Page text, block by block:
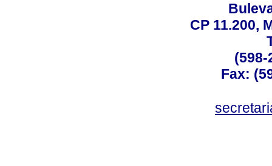
CP 11.200,
(598-
Fax: